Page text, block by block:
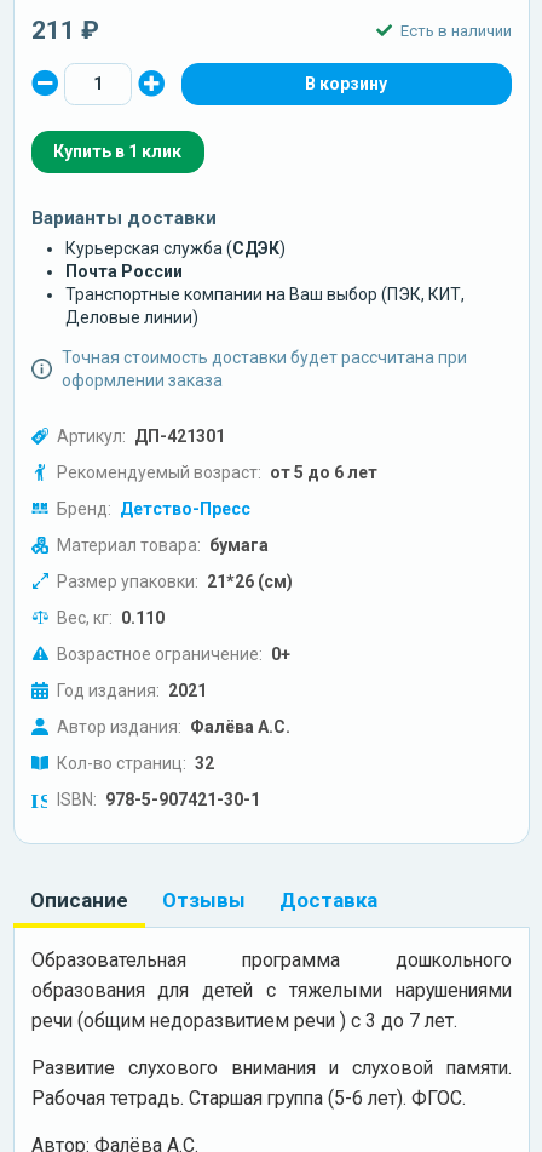
211 ₽ Есть в наличии
Купить в 1 клик
Варианты доставки
Курьерская служба (СДЭК)
Почта России
Транспортные компании на Ваш выбор (ПЭК, КИТ,
Деловые линии)
Точная стоимость доставки будет рассчитана при
оформлении заказа
Артикул: ДП-421301
Рекомендуемый возраст: от 5 до 6 лет
Бренд: Детство-Пресс
Материал товара: бумага
Размер упаковки: 21*26 (см)
Вес, кг: 0.110
Возрастное ограничение: 0+
Год издания: 2021
Автор издания: Фалёва А.С.
Кол-во страниц: 32
ISBN: 978-5-907421-30-1
Описание Отзывы Доставка
Образовательная программа дошкольного
образования для детей с тяжелыми нарушениями
речи (общим недоразвитием речи ) с 3 до 7 лет.
Развитие слухового внимания и слуховой памяти.
Рабочая тетрадь. Старшая группа (5-6 лет). ФГОС.
Автор: Фалёва А.С.